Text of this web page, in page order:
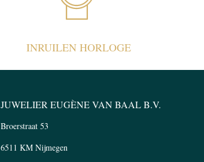
INRUILEN HORLOGE
JUWELIER EUGÈNE VAN BAAL B.V.
Broerstraat 53
6511 KM Nijmegen